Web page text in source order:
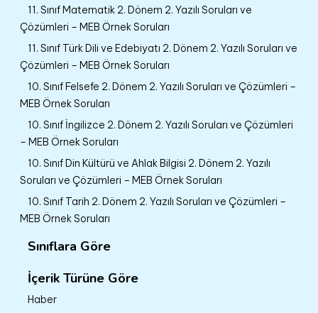
11. Sınıf Matematik 2. Dönem 2. Yazılı Soruları ve
Çözümleri – MEB Örnek Soruları
11. Sınıf Türk Dili ve Edebiyatı 2. Dönem 2. Yazılı Soruları ve
Çözümleri – MEB Örnek Soruları
10. Sınıf Felsefe 2. Dönem 2. Yazılı Soruları ve Çözümleri –
MEB Örnek Soruları
10. Sınıf İngilizce 2. Dönem 2. Yazılı Soruları ve Çözümleri
– MEB Örnek Soruları
10. Sınıf Din Kültürü ve Ahlak Bilgisi 2. Dönem 2. Yazılı
Soruları ve Çözümleri – MEB Örnek Soruları
10. Sınıf Tarih 2. Dönem 2. Yazılı Soruları ve Çözümleri –
MEB Örnek Soruları
Sınıflara Göre
İçerik Türüne Göre
Haber